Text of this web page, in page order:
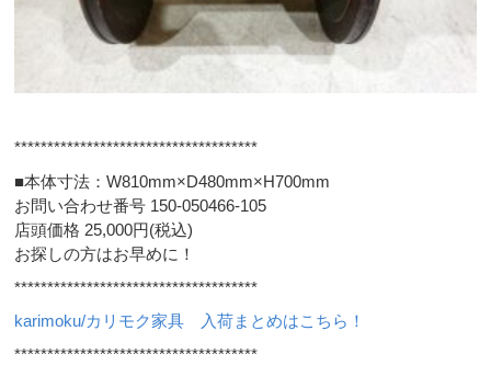
*************************************
■本体寸法：W810mm×D480mm×H700mm
お問い合わせ番号 150-050466-105
店頭価格 25,000円(税込)
お探しの方はお早めに！
*************************************
karimoku/カリモク家具 入荷まとめはこちら！
*************************************